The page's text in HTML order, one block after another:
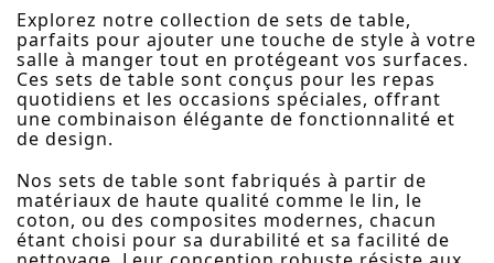
Explorez notre collection de sets de table,
parfaits pour ajouter une touche de style à votre
salle à manger tout en protégeant vos surfaces.
Ces sets de table sont conçus pour les repas
quotidiens et les occasions spéciales, offrant
une combinaison élégante de fonctionnalité et
de design.
Nos sets de table sont fabriqués à partir de
matériaux de haute qualité comme le lin, le
coton, ou des composites modernes, chacun
étant choisi pour sa durabilité et sa facilité de